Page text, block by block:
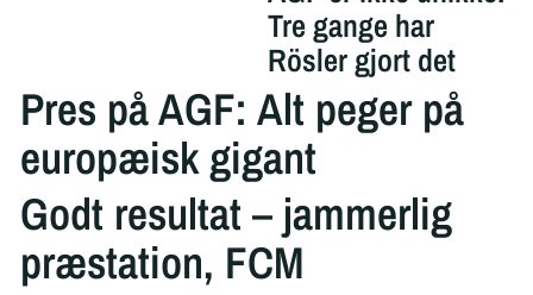
Tre gange har
Rösler gjort det
Pres på AGF: Alt peger på
europæisk gigant
Godt resultat – jammerlig
præstation, FCM